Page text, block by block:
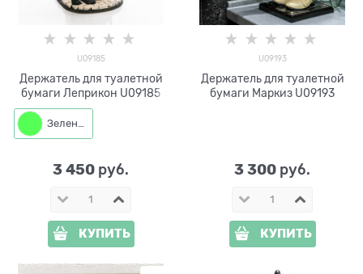
U09185
Держатель для туалетной
бумаги Леприкон U09185
Зеленый
3 450 руб.
КУПИТЬ
U09193
Держатель для туалетной
бумаги Маркиз U09193
3 300 руб.
КУПИТЬ